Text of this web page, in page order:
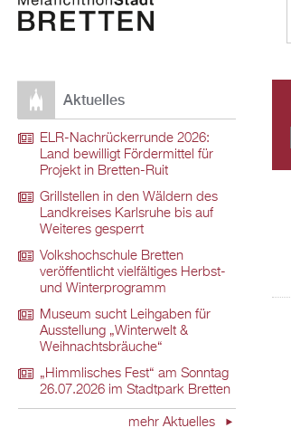
Aktuelles
ELR-Nachrückerrunde 2026:
Land bewilligt Fördermittel für
Projekt in Bretten-Ruit
Grillstellen in den Wäldern des
Landkreises Karlsruhe bis auf
Weiteres gesperrt
Volkshochschule Bretten
veröffentlicht vielfältiges Herbst-
und Winterprogramm
Museum sucht Leihgaben für
Ausstellung „Winterwelt &
Weihnachtsbräuche“
„Himmlisches Fest“ am Sonntag
26.07.2026 im Stadtpark Bretten
mehr Aktuelles